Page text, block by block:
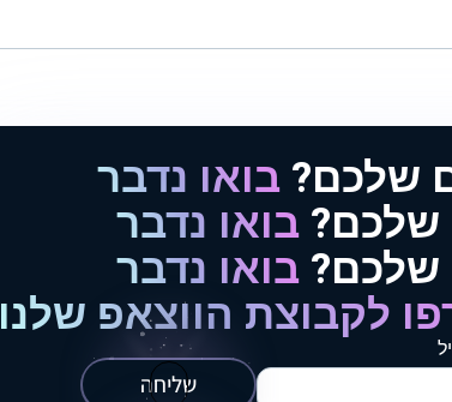
שלכם? בואו נדבר
בואו נדבר
בואו נדבר
לקבוצת הווצאפ שלנו
שליחה